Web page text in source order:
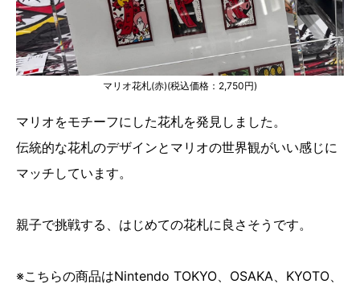
マリオ花札(赤)(税込価格：2,750円)
マリオをモチーフにした花札を発見しました。
伝統的な花札のデザインとマリオの世界観がいい感じに
マッチしています。
親子で挑戦する、はじめての花札に良さそうです。
※こちらの商品はNintendo TOKYO、OSAKA、KYOTO、